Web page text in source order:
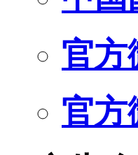
官方
官方